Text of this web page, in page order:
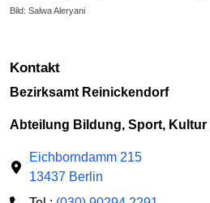
Bild: Salwa Aleryani
Kontakt
Bezirksamt Reinickendorf
Abteilung Bildung, Sport, Kultur
Eichborndamm 215
13437 Berlin